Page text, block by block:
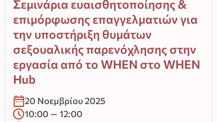
Σεμινάρια ευαισθητοποίησης &
επιμόρφωσης επαγγελματιών για
την υποστήριξη θυμάτων
σεξουαλικής παρενόχλησης στην
εργασία από το WHEN στο WHEN
Hub
20 Νοεμβρίου 2025
10:00 — 12:00